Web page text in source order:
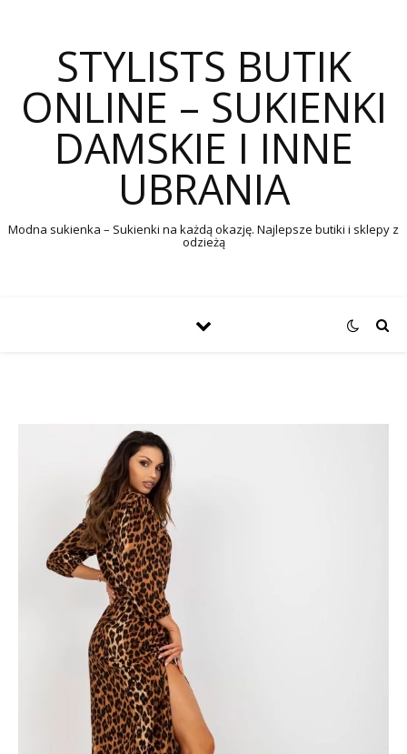
STYLISTS BUTIK
ONLINE – SUKIENKI
DAMSKIE I INNE
UBRANIA
Modna sukienka – Sukienki na każdą okazję. Najlepsze butiki i sklepy z
odzieżą